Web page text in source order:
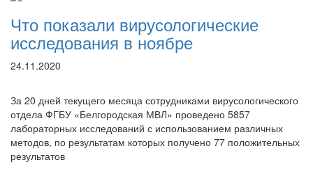
Что показали вирусологические
исследования в ноябре
24.11.2020
За 20 дней текущего месяца сотрудниками вирусологического
отдела ФГБУ «Белгородская МВЛ» проведено 5857
лабораторных исследований с использованием различных
методов, по результатам которых получено 77 положительных
результатов